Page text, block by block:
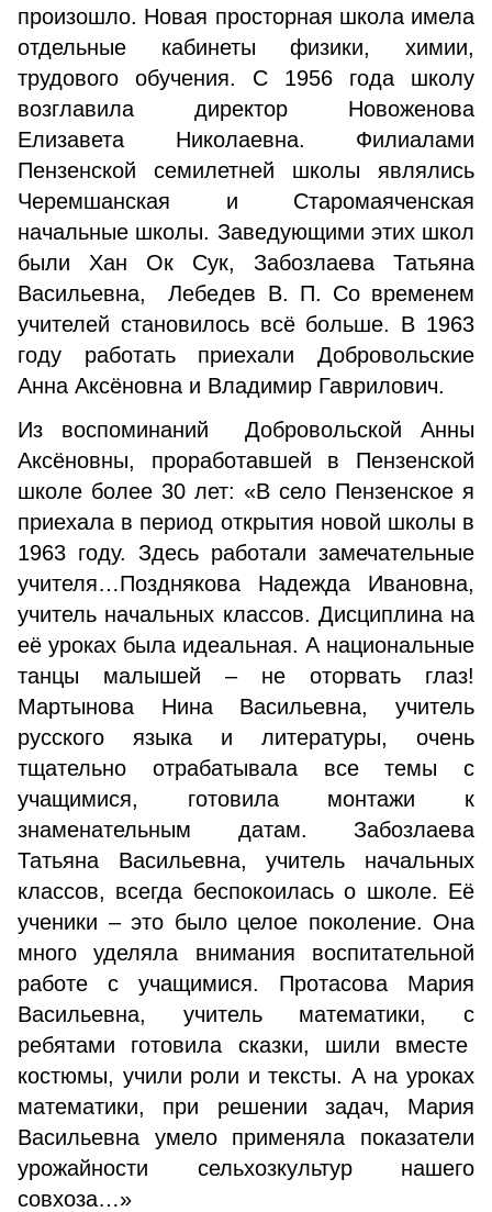
произошло. Новая просторная школа имела
отдельные кабинеты физики, химии,
трудового обучения. С 1956 года школу
возглавила директор Новоженова
Елизавета Николаевна. Филиалами
Пензенской семилетней школы являлись
Черемшанская и Старомаяченская
начальные школы. Заведующими этих школ
были Хан Ок Сук, Забозлаева Татьяна
Васильевна, Лебедев В. П. Со временем
учителей становилось всё больше. В 1963
году работать приехали Добровольские
Анна Аксёновна и Владимир Гаврилович.
Из воспоминаний Добровольской Анны
Аксёновны, проработавшей в Пензенской
школе более 30 лет: «В село Пензенское я
приехала в период открытия новой школы в
1963 году. Здесь работали замечательные
учителя…Позднякова Надежда Ивановна,
учитель начальных классов. Дисциплина на
её уроках была идеальная. А национальные
танцы малышей – не оторвать глаз!
Мартынова Нина Васильевна, учитель
русского языка и литературы, очень
тщательно отрабатывала все темы с
учащимися, готовила монтажи к
знаменательным датам. Забозлаева
Татьяна Васильевна, учитель начальных
классов, всегда беспокоилась о школе. Её
ученики – это было целое поколение. Она
много уделяла внимания воспитательной
работе с учащимися. Протасова Мария
Васильевна, учитель математики, с
ребятами готовила сказки, шили вместе
костюмы, учили роли и тексты. А на уроках
математики, при решении задач, Мария
Васильевна умело применяла показатели
урожайности сельхозкультур нашего
совхоза…»